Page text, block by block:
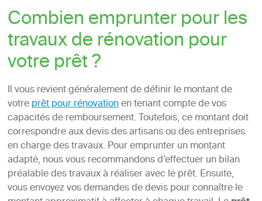
Combien emprunter pour les
travaux de rénovation pour
votre prêt ?
Il vous revient généralement de définir le montant de
votreprêt pour rénovationen tenant compte de vos
capacités de remboursement. Toutefois, ce montant doit
correspondre aux devis des artisans ou des entreprises
en charge des travaux. Pour emprunter un montant
adapté, nous vous recommandons d’effectuer un bilan
préalable des travaux à réaliser avec le prêt. Ensuite,
vous envoyez vos demandes de devis pour connaître le